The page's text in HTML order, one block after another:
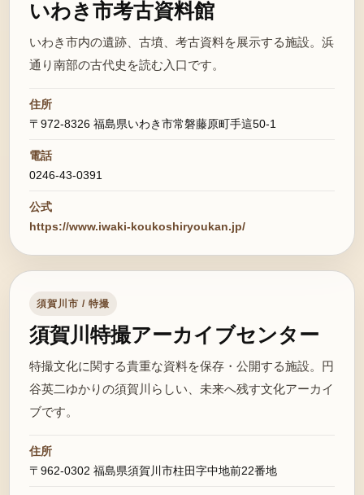
いわき市考古資料館
いわき市内の遺跡、古墳、考古資料を展示する施設。浜
通り南部の古代史を読む入口です。
住所
〒972-8326 福島県いわき市常磐藤原町手這50-1
電話
0246-43-0391
公式
https://www.iwaki-koukoshiryoukan.jp/
須賀川市 / 特撮
須賀川特撮アーカイブセンター
特撮文化に関する貴重な資料を保存・公開する施設。円
谷英二ゆかりの須賀川らしい、未来へ残す文化アーカイ
ブです。
住所
〒962-0302 福島県須賀川市柱田字中地前22番地